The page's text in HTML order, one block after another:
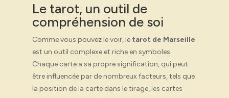
Le tarot, un outil de
compréhension de soi
Comme vous pouvez le voir, le tarot de Marseille
est un outil complexe et riche en symboles.
Chaque carte a sa propre signification, qui peut
être influencée par de nombreux facteurs, tels que
la position de la carte dans le tirage, les cartes